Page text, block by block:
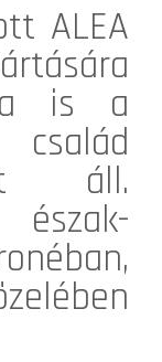
ALEA
is a
áll.